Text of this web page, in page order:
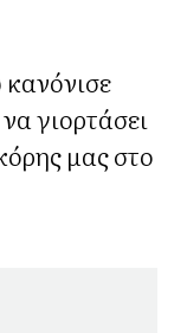
γιορτάσει
μας στο